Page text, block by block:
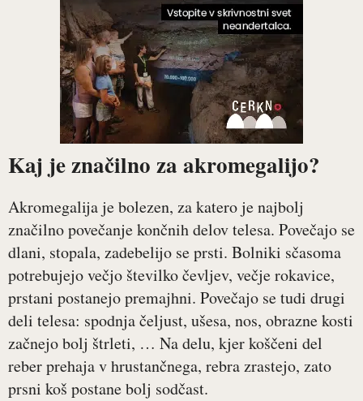
Kaj je značilno za akromegalijo?
Akromegalija je bolezen, za katero je najbolj
značilno povečanje končnih delov telesa. Povečajo se
dlani, stopala, zadebelijo se prsti. Bolniki sčasoma
potrebujejo večjo številko čevljev, večje rokavice,
prstani postanejo premajhni. Povečajo se tudi drugi
deli telesa: spodnja čeljust, ušesa, nos, obrazne kosti
začnejo bolj štrleti, … Na delu, kjer koščeni del
reber prehaja v hrustančnega, rebra zrastejo, zato
prsni koš postane bolj sodčast.